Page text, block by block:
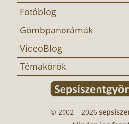
Fotóblog
Gömbpanorámák
VideoBlog
Témakörök
© 2002 – 2026